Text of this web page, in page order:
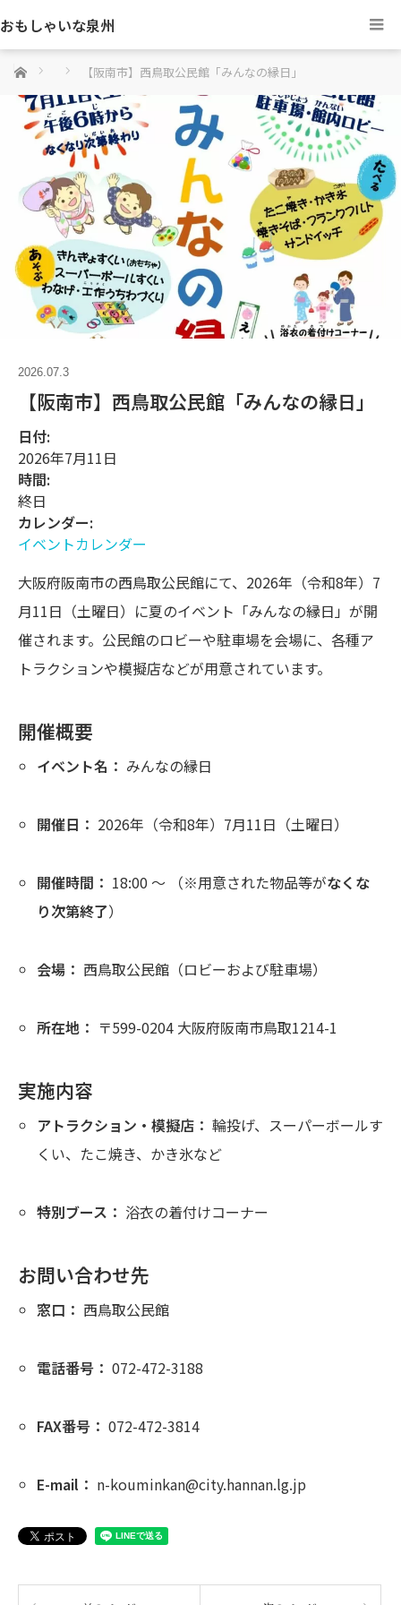
おもしゃいな泉州
ホーム 【阪南市】西鳥取公民館「みんなの縁日」
2026.07.3
【阪南市】西鳥取公民館「みんなの縁日」
日付:
2026年7月11日
時間:
終日
カレンダー:
イベントカレンダー
大阪府阪南市の西鳥取公民館にて、2026年（令和8年）7
月11日（土曜日）に夏のイベント「みんなの縁日」が開
催されます。公民館のロビーや駐車場を会場に、各種ア
トラクションや模擬店などが用意されています。
開催概要
イベント名： みんなの縁日
開催日： 2026年（令和8年）7月11日（土曜日）
開催時間： 18:00 ～ （※用意された物品等がなくな
り次第終了）
会場： 西鳥取公民館（ロビーおよび駐車場）
所在地： 〒599-0204 大阪府阪南市鳥取1214-1
実施内容
アトラクション・模擬店： 輪投げ、スーパーボールす
くい、たこ焼き、かき氷など
特別ブース： 浴衣の着付けコーナー
お問い合わせ先
窓口： 西鳥取公民館
電話番号： 072-472-3188
FAX番号： 072-472-3814
E-mail： n-kouminkan@city.hannan.lg.jp